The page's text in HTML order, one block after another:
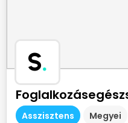
S.
Asszisztens Megyei